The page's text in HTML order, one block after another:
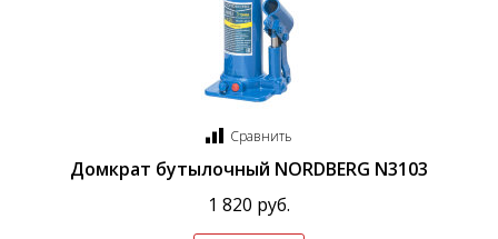
Сравнить
Домкрат бутылочный NORDBERG N3103
1 820 руб.